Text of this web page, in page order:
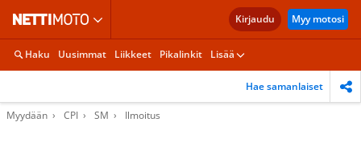
Kirjaudu Myy motosi
Haku Uusimmat Liikkeet Pikalinkit Lisää
Hae samanlaiset
Myydään CPI SM Ilmoitus